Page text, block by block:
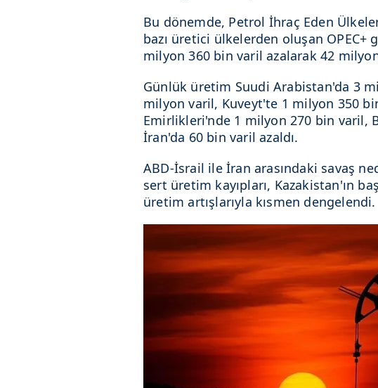
Bu dönemde, Petrol İhraç Eden Ülkeler
bazı üretici ülkelerden oluşan
milyon 360 bin varil azalarak 42
Günlük üretim Suudi Arabistan'da 3
milyon varil, Kuveyt'te 1 milyon 350
Emirlikleri'nde 1 milyon 270 bin varil,
İran'da 60 bin varil azaldı.
ABD-İsrail ile İran arasındaki savaş
sert üretim kayıpları, Kazakistan'ın
üretim artışlarıyla kısmen dengelendi.